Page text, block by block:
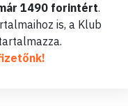
1490 forintért.
is, a Klub